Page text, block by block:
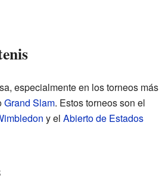
especialmente en los torneos más
Grand Slam. Estos torneos son el
y el Abierto de Estados